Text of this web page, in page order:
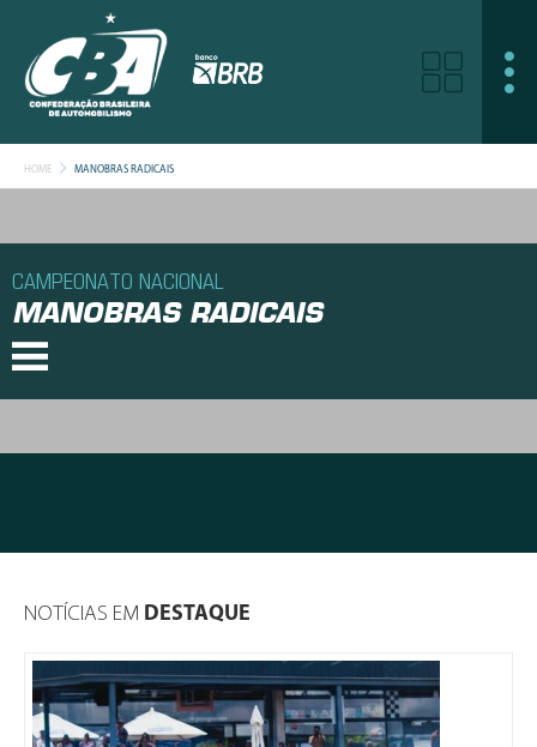
HOME MANOBRAS RADICAIS
CAMPEONATO NACIONAL
MANOBRAS RADICAIS
NOTÍCIAS EM DESTAQUE